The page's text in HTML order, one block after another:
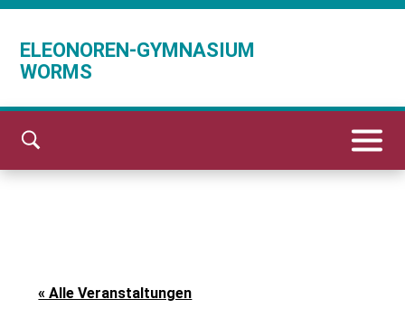
ELEONOREN-GYMNASIUM
WORMS
« Alle Veranstaltungen